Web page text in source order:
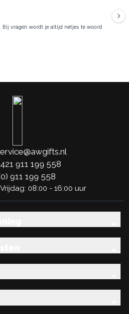
Bij vragen wordt je altijd netjes te woord
911 199 558
911 199 558
08:00 - 16:00 uur